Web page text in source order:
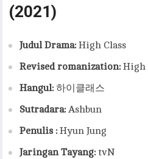
(2021)
Judul Drama:High Class
Revised romanization:High
Hangul:하이클래스
Sutradara:Ashbun
Penulis :Hyun Jung
Jaringan Tayang:tvN